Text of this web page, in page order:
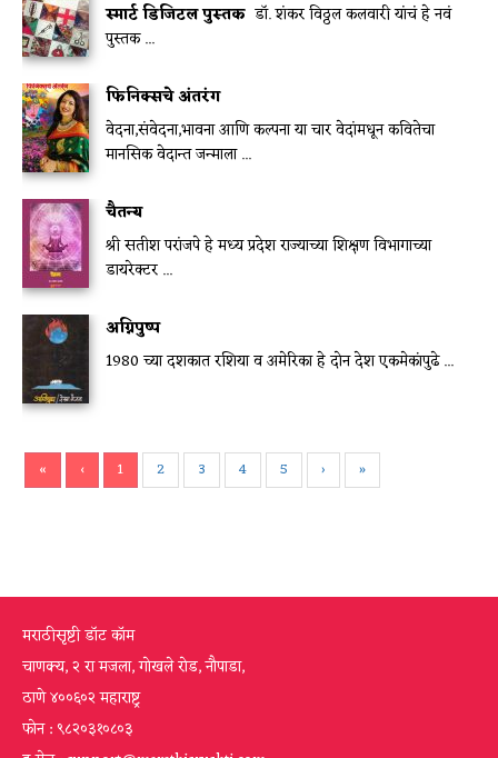
स्मार्ट डिजिटल पुस्तक डॉ. शंकर विठ्ठल कलवारी यांचं हे नवं
पुस्तक ...
फिनिक्सचे अंतरंग
वेदना,संवेदना,भावना आणि कल्पना या चार वेदांमधून कवितेचा
मानसिक वेदान्त जन्माला ...
चैतन्य
श्री सतीश परांजपे हे मध्य प्रदेश राज्याच्या शिक्षण विभागाच्या
डायरेक्टर ...
अग्निपुष्प
1980 च्या दशकात रशिया व अमेरिका हे दोन देश एकमेकांपुढे ...
« ‹ 1 2 3 4 5 › »
मराठीसृष्टी डॉट कॉम
चाणक्य, २ रा मजला, गोखले रोड, नौपाडा,
ठाणे ४००६०२ महाराष्ट्र
फोन : ९८२०३१०८०३